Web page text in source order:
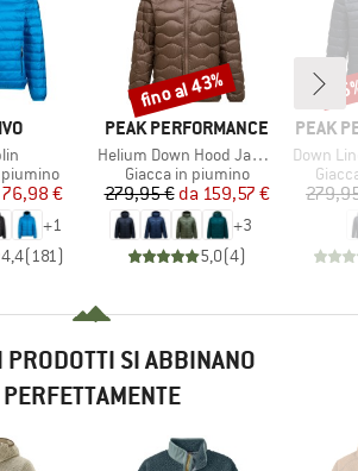
prodotti
piumino
ridotto
76,98 €
+1
4,4( 181)
MARCHIO
PEAK PERFORMANCE
Articolo
Helium Down Hood Jacket
Gruppo di prodotti
Giacca in piumino
Prezzo
279,95 € Prezzo ridotto
da 159,57 €
+3
5,0(4)
Sconto
fino al 43%
PEAK
Articolo
Down
PRODOTTI SI ABBINANO
PERFETTAMENTE